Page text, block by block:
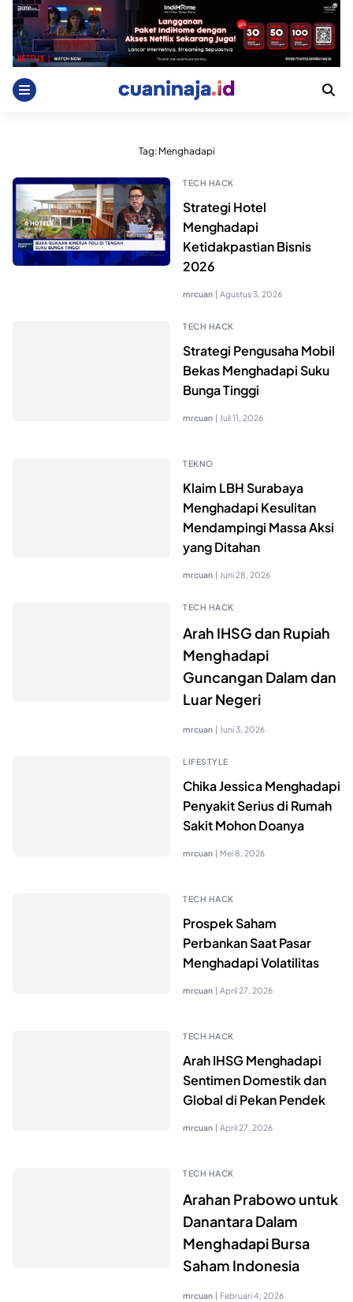
Skip
content
Tag: Menghadapi
TECH HACK
Strategi Hotel
Menghadapi
Ketidakpastian Bisnis
2026
mrcuan | Agustus 3, 2026
TECH HACK
Strategi Pengusaha Mobil
Bekas Menghadapi Suku
Bunga Tinggi
mrcuan | Juli 11, 2026
TEKNO
Klaim LBH Surabaya
Menghadapi Kesulitan
Mendampingi Massa Aksi
yang Ditahan
mrcuan | Juni 28, 2026
TECH HACK
Arah IHSG dan Rupiah
Menghadapi
Guncangan Dalam dan
Luar Negeri
mrcuan | Juni 3, 2026
LIFESTYLE
Chika Jessica Menghadapi
Penyakit Serius di Rumah
Sakit Mohon Doanya
mrcuan | Mei 8, 2026
TECH HACK
Prospek Saham
Perbankan Saat Pasar
Menghadapi Volatilitas
mrcuan | April 27, 2026
TECH HACK
Arah IHSG Menghadapi
Sentimen Domestik dan
Global di Pekan Pendek
mrcuan | April 27, 2026
TECH HACK
Arahan Prabowo untuk
Danantara Dalam
Menghadapi Bursa
Saham Indonesia
mrcuan | Februari 4, 2026